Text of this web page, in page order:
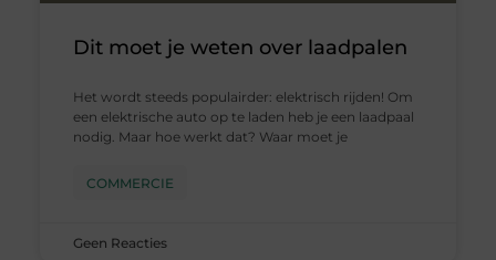
Dit moet je weten over laadpalen
Het wordt steeds populairder: elektrisch rijden! Om
een elektrische auto op te laden heb je een laadpaal
nodig. Maar hoe werkt dat? Waar moet je
COMMERCIE
Geen Reacties